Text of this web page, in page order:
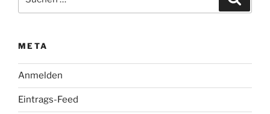
nach:
META
Anmelden
Eintrags-Feed